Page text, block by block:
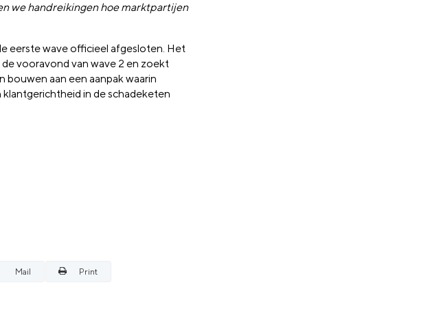
we handreikingen hoe marktpartijen
eerste wave officieel afgesloten. Het
vooravond van wave 2 en zoekt
bouwen aan een aanpak waarin
in de schadeketen
Mail Print